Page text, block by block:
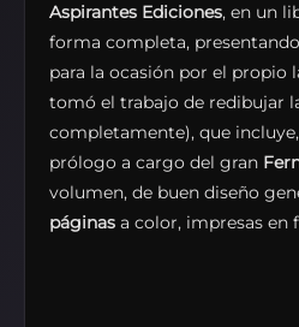
Aspirantes Ediciones, en un
forma completa,
para la ocasión por el propio
tomó el trabajo de redibujar
completamente), que
prólogo a cargo del gran
volumen, de buen diseño
páginas a color, impresas en